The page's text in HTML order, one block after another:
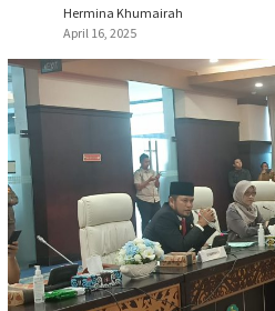
Hermina Khumairah
April 16, 2025